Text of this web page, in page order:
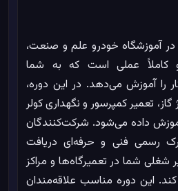
در آموزشگاه خودرو علم و صنعت،
و کاملاً عملی است که به شما
را آموزش می‌دهد. در این دوره،
تعمیر کمپرسور و نگهداری کولر
داده می‌شود. شرکت‌کنندگان
رسمی فنی و حرفه‌ای دریافت
شغلی شما در تعمیرگاه‌ها و مراکز
این دوره مناسب علاقه‌مندان